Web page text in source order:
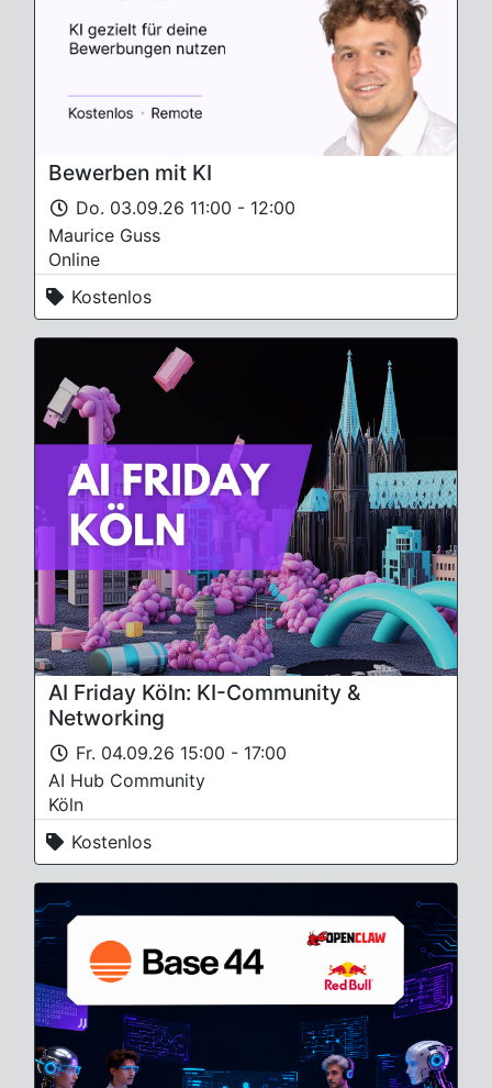
Bewerben mit KI
Do. 03.09.26 11:00 - 12:00
Maurice Guss
Online
Kostenlos
AI Friday Köln: KI-Community &
Networking
Fr. 04.09.26 15:00 - 17:00
AI Hub Community
Köln
Kostenlos